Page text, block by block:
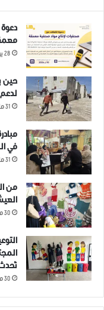
28 يوليو، 2026
حين
31 مارس، 2026
في
31 مارس، 2026
من
30 مارس، 2026
30 مارس، 2026